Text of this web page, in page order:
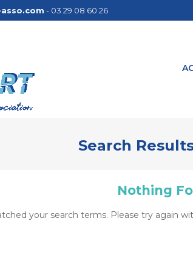
- 03 29 08 60 26
Search
Nothing
your search terms. Please try again